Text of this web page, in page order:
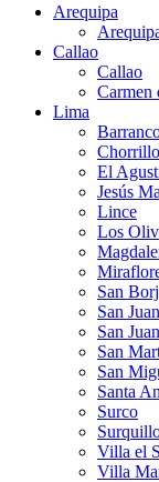
Arequipa
Callao
Callao
Carmen
Lima
El
Jesús
Lince
Los
San
San
San
San
San
Santa
Surco
Villa el
Villa